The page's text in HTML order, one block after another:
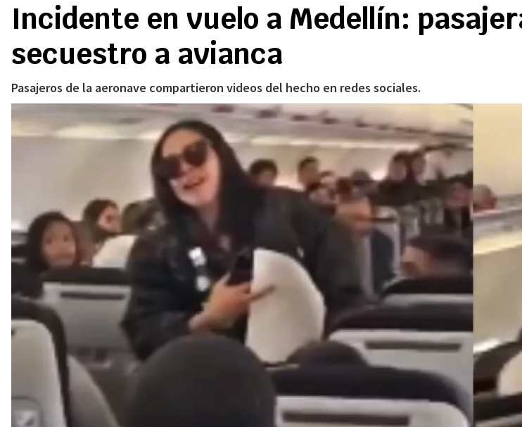
Incidente en vuelo a Medellín:
secuestro a avianca
Pasajeros de la aeronave compartieron videos del hecho en redes sociales.